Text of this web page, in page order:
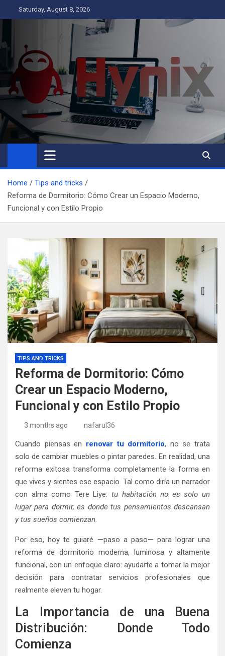
to
Saturday, August 8, 2026
Hynix
Business
Home
Tips and tricks
Reforma de Dormitorio: Cómo Crear un Espacio Moderno,
Funcional y con Estilo Propio
TIPS AND TRICKS
Reforma de Dormitorio: Cómo
Crear un Espacio Moderno,
Funcional y con Estilo Propio
3 months ago nafarul36
Cuando piensas en renovar tu dormitorio, no se trata
solo de cambiar muebles o pintar paredes. En realidad, una
reforma exitosa transforma completamente la forma en
que vives y sientes ese espacio. Tal como diría un narrador
con alma como Tere Liye: tu habitación no es solo un
lugar para dormir, es donde tus pensamientos descansan
y tus sueños comienzan.
Por eso, hoy te guiaré —paso a paso— para lograr una
reforma de dormitorio moderna, luminosa y altamente
funcional, con un enfoque claro: ayudarte a tomar la mejor
decisión para contratar servicios profesionales que
realmente eleven tu hogar.
La Importancia de una Buena
Distribución: Donde Todo
Comienza